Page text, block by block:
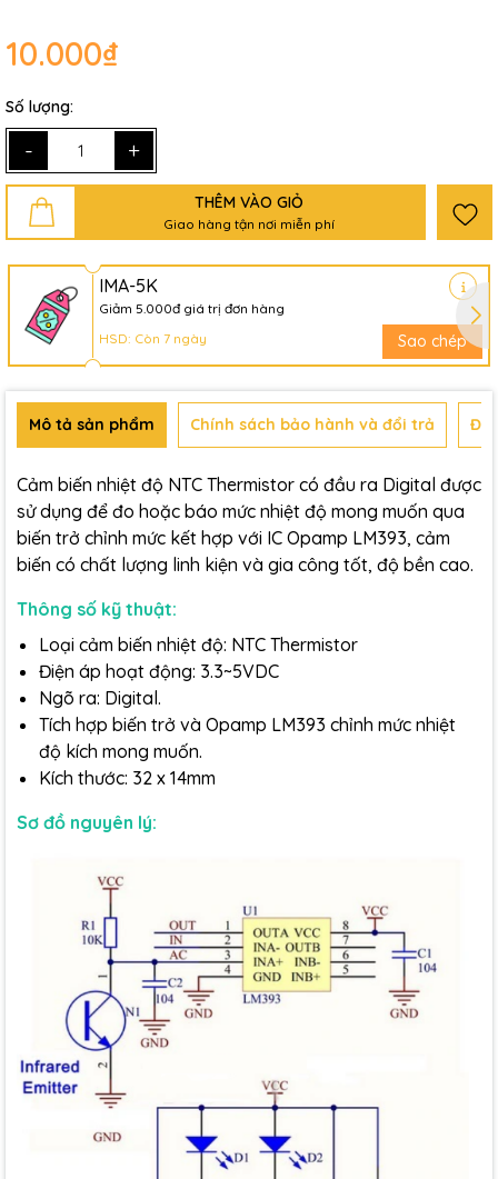
10.000₫
Số lượng:
- +
THÊM VÀO GIỎ
Giao hàng tận nơi miễn phí
IMA-5K
Giảm 5.000đ giá trị đơn hàng
HSD: Còn 7 ngày
Sao chép
Mô tả sản phẩm Chính sách bảo hành và đổi trả
Cảm biến nhiệt độ NTC Thermistor có đầu ra Digital được
sử dụng để đo hoặc báo mức nhiệt độ mong muốn qua
biến trở chỉnh mức kết hợp với IC Opamp LM393, cảm
biến có chất lượng linh kiện và gia công tốt, độ bền cao.
Thông số kỹ thuật:
Loại cảm biến nhiệt độ: NTC Thermistor
Điện áp hoạt động: 3.3~5VDC
Ngõ ra: Digital.
Tích hợp biến trở và Opamp LM393 chỉnh mức nhiệt
độ kích mong muốn.
Kích thước: 32 x 14mm
Sơ đồ nguyên lý: